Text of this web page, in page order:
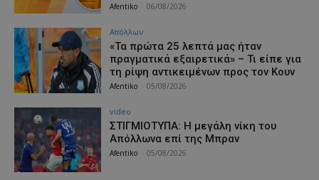
Afentiko 06/08/2026
Απόλλων
«Τα πρώτα 25 λεπτά μας ήταν
πραγματικά εξαιρετικά» – Τι είπε για
τη ρίψη αντικειμένων προς τον Κουν
Afentiko 05/08/2026
video
ΣΤΙΓΜΙΟΤΥΠΑ: Η μεγάλη νίκη του
Απόλλωνα επί της Μπραν
Afentiko 05/08/2026